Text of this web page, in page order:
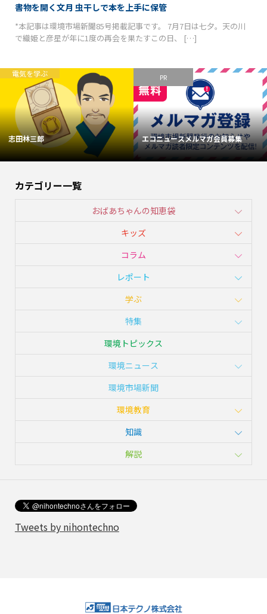
書物を開く文月 虫干しで本を上手に保管
*本記事は環境市場新聞85号掲載記事です。 7月7日は七夕。天の川
で織姫と彦星が年に1度の再会を果たすこの日、 […]
電気を学ぶ
志田林三郎
PR
エコニュースメルマガ会員募集
カテゴリー一覧
おばあちゃんの知恵袋
キッズ
コラム
レポート
学ぶ
特集
環境トピックス
環境ニュース
環境市場新聞
環境教育
知識
解説
Tweets by nihontechno